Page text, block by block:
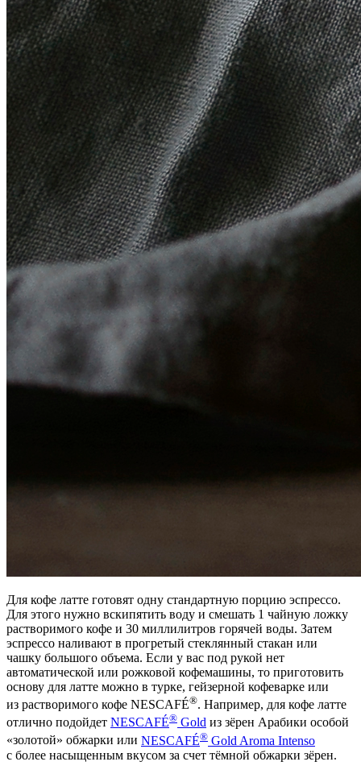
Для кофе латте готовят одну стандартную порцию эспрессо.
Для этого нужно вскипятить воду и смешать 1 чайную ложку
растворимого кофе и 30 миллилитров горячей воды. Затем
эспрессо наливают в прогретый стеклянный стакан или
чашку большого объема. Если у вас под рукой нет
автоматической или рожковой кофемашины, то приготовить
основу для латте можно в турке, гейзерной кофеварке или
из растворимого кофе NESCAFÉ®. Например, для кофе латте
отлично подойдет NESCAFÉ® Gold из зёрен Арабики особой
«золотой» обжарки или NESCAFÉ® Gold Aroma Intenso
с более насыщенным вкусом за счет тёмной обжарки зёрен.